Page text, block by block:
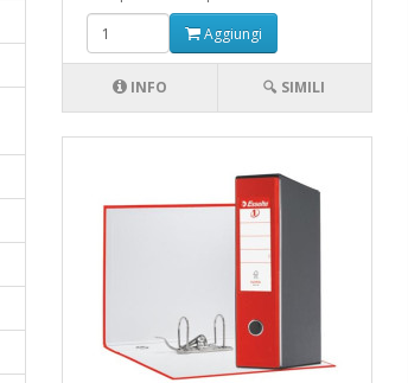
Aggiungi
INFO 🔍 SIMILI